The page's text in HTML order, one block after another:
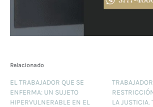
Relacionado
EL TRABAJADOR QUE SE
ENFERMA: UN SUJETO
HIPERVULNERABLE EN EL
LA JUSTICIA.